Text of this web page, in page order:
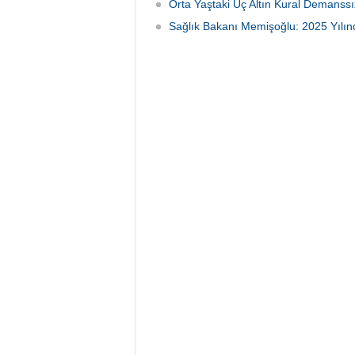
Orta Yaştaki Üç Altın Kural
Sağlık Bakanı Memişoğlu: 2025